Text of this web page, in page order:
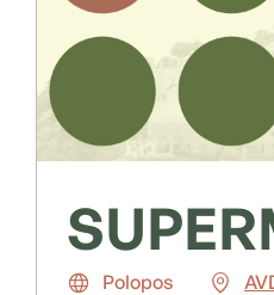
Polopos